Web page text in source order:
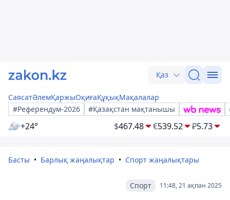
Қаз
СаясатӘлемҚаржыОқиғаҚұқықМақалалар
#Референдум-2026
#Қазақстан мақтанышы
+24° $467.48 €539.52 ₽5.73
Басты Барлық жаңалықтар Спорт жаңалықтары
11:48, 21 ақпан 2025
Спорт